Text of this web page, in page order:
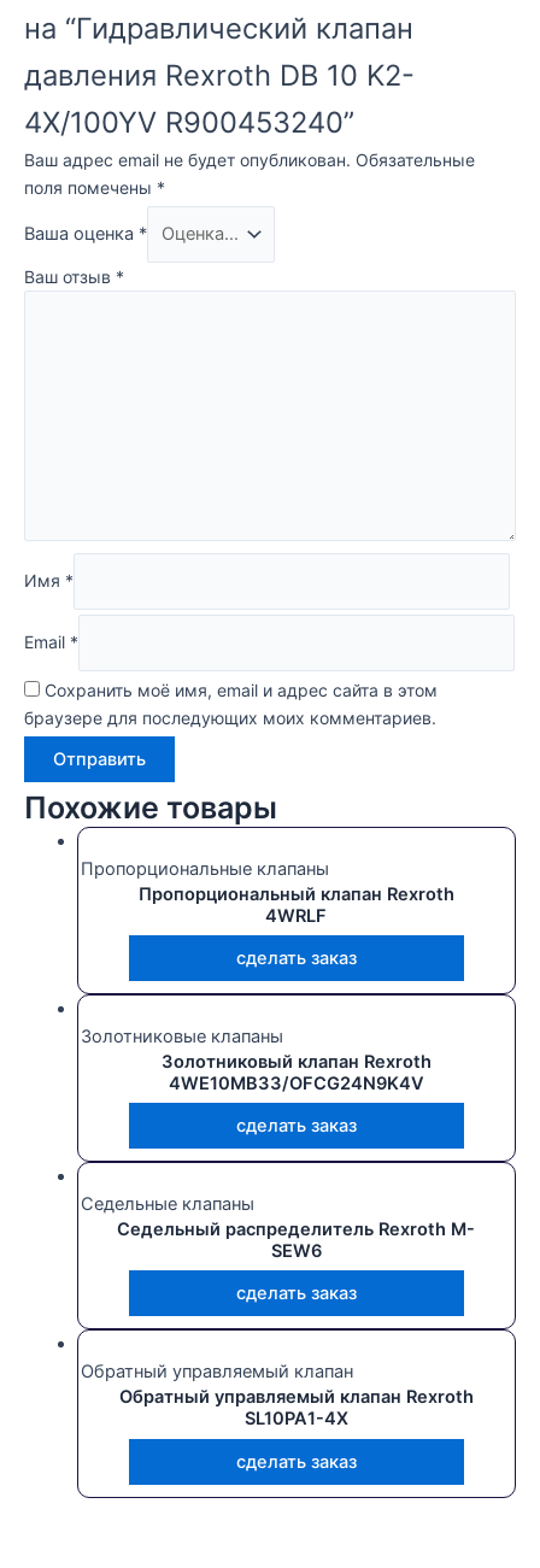
на “Гидравлический клапан
давления Rexroth DB 10 K2-
4X/100YV R900453240”
Ваш адрес email не будет опубликован. Обязательные
поля помечены *
Ваша оценка *
Ваш отзыв *
Имя *
Email *
Сохранить моё имя, email и адрес сайта в этом
браузере для последующих моих комментариев.
Похожие товары
Пропорциональные клапаны
Пропорциональный клапан Rexroth
4WRLF
сделать заказ
Золотниковые клапаны
Золотниковый клапан Rexroth
4WE10MB33/OFCG24N9K4V
сделать заказ
Седельные клапаны
Седельный распределитель Rexroth M-
SEW6
сделать заказ
Обратный управляемый клапан
Обратный управляемый клапан Rexroth
SL10PA1-4X
сделать заказ